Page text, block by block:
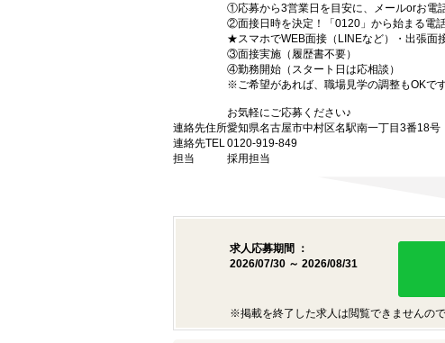
①応募から3営業日を目安に、メールorお電
②面接日時を決定！「0120」から始まる電
★スマホでWEB面接（LINEなど）・出張面
③面接実施（履歴書不要）
④勤務開始（スタート日は応相談）
※ご希望があれば、職場見学の調整もOKで
お気軽にご応募ください♪
連絡先住所愛知県名古屋市中村区名駅南一丁目3番18
連絡先TEL0120-919-849
担当
採用担当
求人応募期間 ：
2026/07/30 ～ 2026/08/31
※掲載を終了した求人は閲覧できませんの